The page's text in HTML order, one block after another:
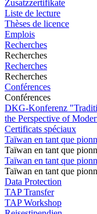
Zusatzzertifikate
Liste de lecture
Thèses de licence
Emplois
Recherches
Recherches
Recherches
Recherches
Conférences
Conférences
DKG-Konferenz
the Perspective of
Certificats spéciaux
Taïwan en tant que
Taïwan en tant que
Taïwan en tant que
Taïwan en tant que
Data Protection
TAP Transfer
TAP Workshop